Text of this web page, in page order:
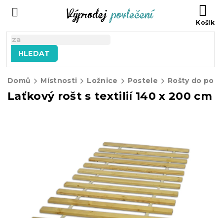
HLEDAT
Domů Místnosti Ložnice Postele Rošty do
Laťkový rošt s textilií 140 x 200 cm